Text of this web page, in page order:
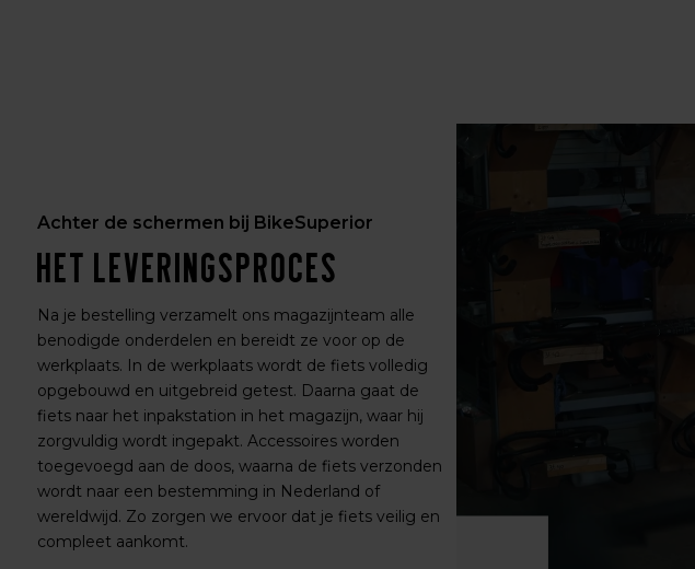
Achter de schermen bij BikeSuperior
Het leveringsproces
Na je bestelling verzamelt ons magazijnteam alle
benodigde onderdelen en bereidt ze voor op de
werkplaats. In de werkplaats wordt de fiets volledig
opgebouwd en uitgebreid getest. Daarna gaat de
fiets naar het inpakstation in het magazijn, waar hij
zorgvuldig wordt ingepakt. Accessoires worden
toegevoegd aan de doos, waarna de fiets verzonden
wordt naar een bestemming in Nederland of
wereldwijd. Zo zorgen we ervoor dat je fiets veilig en
compleet aankomt.